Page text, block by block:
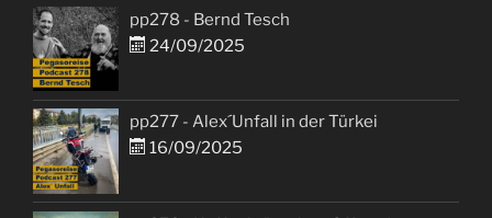
pp278 - Bernd Tesch
24/09/2025
pp277 - Alex´Unfall in der Türkei
16/09/2025